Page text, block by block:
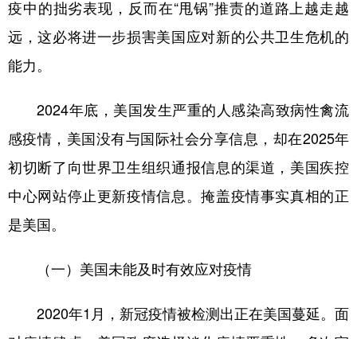
疫中的拙劣表现，反而在“甩锅”推责的道路上越走越
远，这必将进一步损害美国应对新的公共卫生危机的
能力。
2024年底，美国发生严重的人感染高致病性禽流
感疫情，美国没有与国际社会分享信息，却在2025年
初切断了向世界卫生组织通报信息的渠道，美国疾控
中心网站停止更新疫情信息。掩盖疫情事实真相的正
是美国。
（一）美国未能及时有效应对疫情
2020年1月，新冠疫情被检测出正在美国蔓延。面